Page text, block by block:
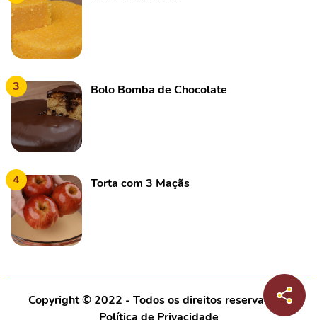
3 Bolo Bomba de Chocolate
4 Torta com 3 Maçãs
Copyright © 2022 - Todos os direitos reservados |